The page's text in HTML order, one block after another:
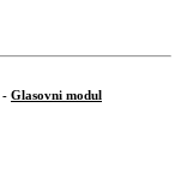
- Glasovni modul